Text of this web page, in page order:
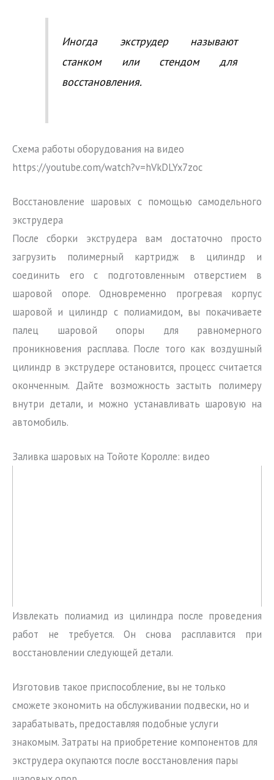
Иногда экструдер называют
станком или стендом для
восстановления.
Схема работы оборудования на видео
https://youtube.com/watch?v=hVkDLYx7zoc
Восстановление шаровых с помощью самодельного
экструдера
После сборки экструдера вам достаточно просто
загрузить полимерный картридж в цилиндр и
соединить его с подготовленным отверстием в
шаровой опоре. Одновременно прогревая корпус
шаровой и цилиндр с полиамидом, вы покачиваете
палец шаровой опоры для равномерного
проникновения расплава. После того как воздушный
цилиндр в экструдере остановится, процесс считается
оконченным. Дайте возможность застыть полимеру
внутри детали, и можно устанавливать шаровую на
автомобиль.
Заливка шаровых на Тойоте Королле: видео
Извлекать полиамид из цилиндра после проведения
работ не требуется. Он снова расплавится при
восстановлении следующей детали.
Изготовив такое приспособление, вы не только
сможете экономить на обслуживании подвески, но и
зарабатывать, предоставляя подобные услуги
знакомым. Затраты на приобретение компонентов для
экструдера окупаются после восстановления пары